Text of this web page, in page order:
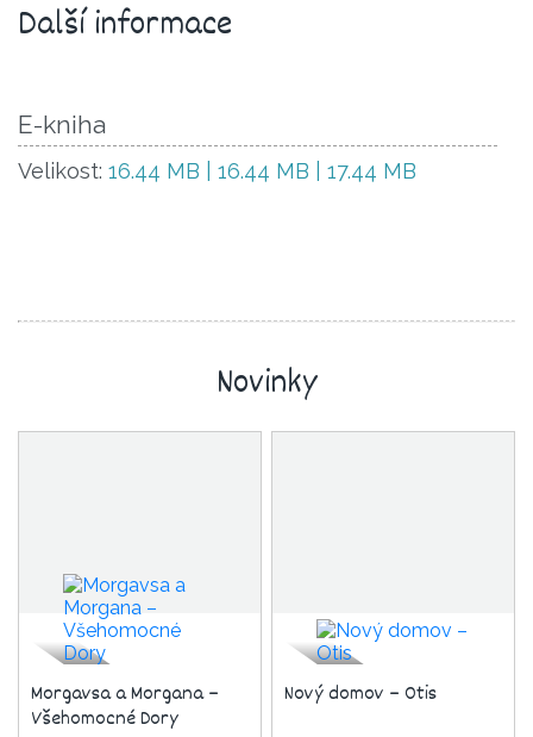
Další informace
E-kniha
Velikost: 16.44 MB | 16.44 MB | 17.44 MB
Novinky
Morgavsa a Morgana –
Všehomocné Dory
Nový domov – Otis